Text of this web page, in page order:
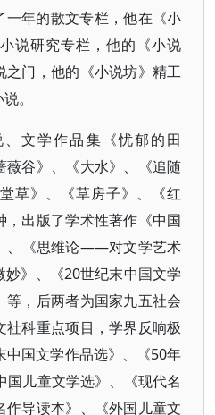
一年的散文专栏，他在《小
说研究专栏，他的《小说
之门，他的《小说坊》精工
。
文学作品集《忧郁的田
薇谷》、《大水》、《追随
草》、《草房子》、《红
出版了学术性著作《中国
、《思维论——对文学艺术
》、《20世纪末中国文学
，后两者为国家九五社会
科重点项目，学界反响极
中国文学作品选》、《50年
儿童文学选》、《现代名
导读本》、《外国儿童文